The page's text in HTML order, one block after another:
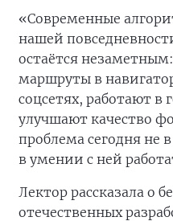
«Современные
нашей
остаётся
маршруты в
соцсетях, работают
улучшают качество
проблема сегодня не
в умении с ней
Лектор рассказала о
отечественных